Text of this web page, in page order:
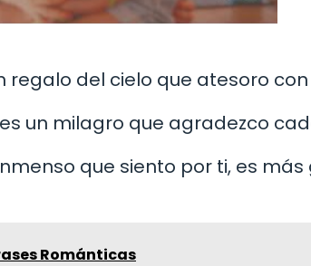
regalo del cielo que atesoro
es un milagro que agradezco
que siento por ti, es
Románticas